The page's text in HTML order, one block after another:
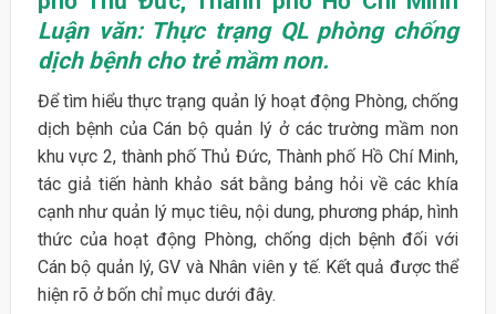
Luận văn: Thực trạng QL phòng chống
dịch bệnh cho trẻ mầm non.
Để tìm hiểu thực trạng quản lý hoạt động Phòng, chống
dịch bệnh của Cán bộ quản lý ở các trường mầm non
khu vực 2, thành phố Thủ Đức, Thành phố Hồ Chí Minh,
tác giả tiến hành khảo sát bằng bảng hỏi về các khía
cạnh như quản lý mục tiêu, nội dung, phương pháp, hình
thức của hoạt động Phòng, chống dịch bệnh đối với
Cán bộ quản lý, GV và Nhân viên y tế. Kết quả được thể
hiện rõ ở bốn chỉ mục dưới đây.